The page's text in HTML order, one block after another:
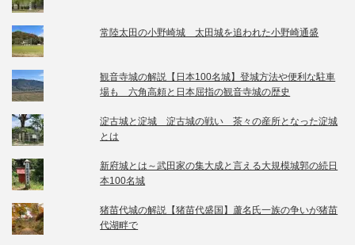
常陸太田の小野崎城 太田城を追われた小野崎通盛
観音寺城の解説【日本100名城】登城方法や便利な駐車
場も 六角高頼と日本屈指の観音寺城の歴史
淀古城と淀城 淀古城の戦い 茶々の産所となった淀城
とは
新府城とは～武田家の集大成と言える大規模城郭の続日
本100名城
猪苗代城の解説【猪苗代盛国】蘆名氏一族の争いが猪苗
代湖畔で